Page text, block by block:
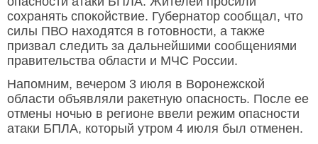
сохранять спокойствие. Губернатор сообщал, что
силы ПВО находятся в готовности, а также
призвал следить за дальнейшими сообщениями
правительства области и МЧС России.
Напомним, вечером 3 июля в Воронежской
области объявляли ракетную опасность. После ее
отмены ночью в регионе ввели режим опасности
атаки БПЛА, который утром 4 июля был отменен.